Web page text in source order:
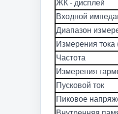
ЖК - дисплей
Входной
Диапазон
Измерения тока
Частота
Измерения
Пусковой ток
Пиковое